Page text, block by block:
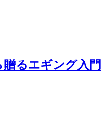
るエギング入門